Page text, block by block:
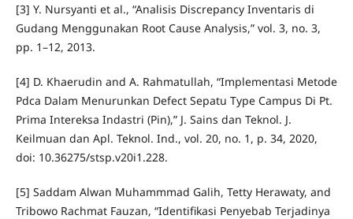
[3] Y. Nursyanti et al., “Analisis Discrepancy Inventaris di
Gudang Menggunakan Root Cause Analysis,” vol. 3, no. 3,
pp. 1–12, 2013.
[4] D. Khaerudin and A. Rahmatullah, “Implementasi Metode
Pdca Dalam Menurunkan Defect Sepatu Type Campus Di Pt.
Prima Intereksa Indastri (Pin),” J. Sains dan Teknol. J.
Keilmuan dan Apl. Teknol. Ind., vol. 20, no. 1, p. 34, 2020,
doi: 10.36275/stsp.v20i1.228.
[5] Saddam Alwan Muhammmad Galih, Tetty Herawaty, and
Tribowo Rachmat Fauzan, “Identifikasi Penyebab Terjadinya